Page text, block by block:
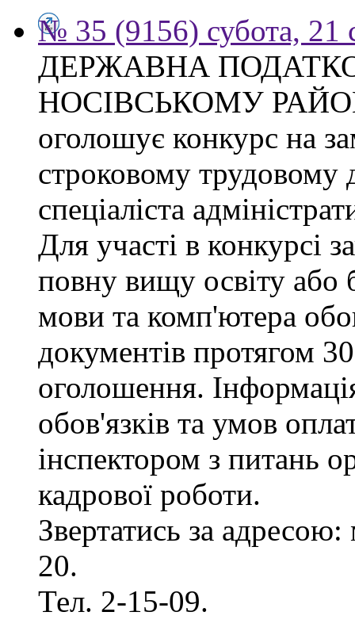
№ 35 (9156) субота, 21
ДЕРЖАВНА
НОСІВСЬКОМУ
оголошує конкурс на
строковому трудовому
спеціаліста
Для участі в конкурсі
повну вищу освіту або
мови та комп'ютера
документів протягом
оголошення.
обов'язків та умов
інспектором з питань
кадрової роботи.
Звертатись за
20.
Тел. 2-15-09.